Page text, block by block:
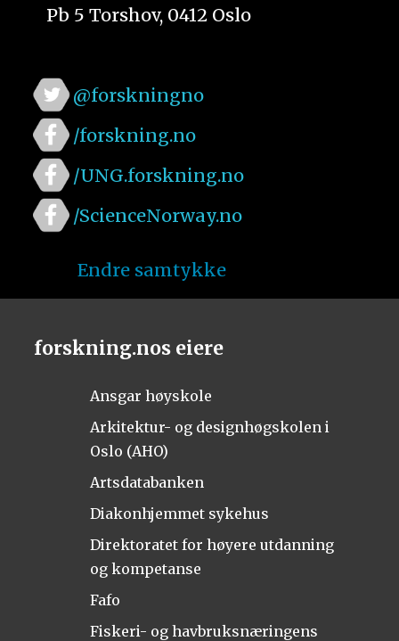
Pb 5 Torshov, 0412 Oslo
@forskningno
/forskning.no
/UNG.forskning.no
/ScienceNorway.no
Endre samtykke
forskning.nos eiere
Ansgar høyskole
Arkitektur- og designhøgskolen i
Oslo (AHO)
Artsdatabanken
Diakonhjemmet sykehus
Direktoratet for høyere utdanning
og kompetanse
Fafo
Fiskeri- og havbruksnæringens